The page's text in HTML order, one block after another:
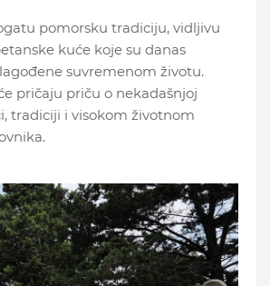
pomorsku tradiciju, vidljivu
kuće koje su danas
suvremenom životu.
pričaju priču o nekadašnjoj
tradiciji i visokom životnom